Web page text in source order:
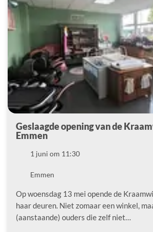
Geslaagde opening van de
Emmen
Datum1 juni om 11:30
LocatieEmmen
Op woensdag 13 mei opende de
haar deuren. Niet zomaar een winkel,
(aanstaande) ouders die zelf niet…